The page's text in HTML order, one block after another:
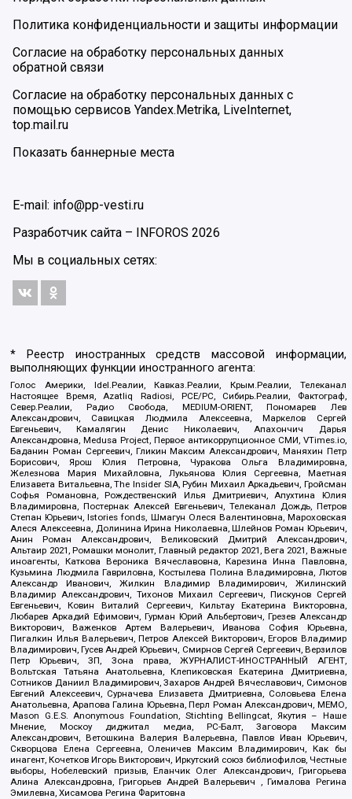
Политика конфиденциальности и защиты информации
Согласие на обработку персональных данных
обратной связи
Согласие на обработку персональных данных с
помощью сервисов Yandex.Metrika, LiveInternet,
top.mail.ru
Показать баннерные места
E-mail: info@pp-vesti.ru
Разработчик сайта –
INFOROS 2026
Мы в социальных сетях:
* Реестр иностранных средств массовой информации,
выполняющих функции иностранного агента:
Голос Америки, Idel.Реалии, Кавказ.Реалии, Крым.Реалии, Телеканал
Настоящее Время, Azatliq Radiosi, PCE/PC, Сибирь.Реалии, Фактограф,
Север.Реалии, Радио Свобода, MEDIUM-ORIENT, Пономарев Лев
Александрович, Савицкая Людмила Алексеевна, Маркелов Сергей
Евгеньевич, Камалягин Денис Николаевич, Апахончич Дарья
Александровна, Medusa Project, Первое антикоррупционное СМИ, VTimes.io,
Баданин Роман Сергеевич, Гликин Максим Александрович, Маняхин Петр
Борисович, Ярош Юлия Петровна, Чуракова Ольга Владимировна,
Железнова Мария Михайловна, Лукьянова Юлия Сергеевна, Маетная
Елизавета Витальевна, The Insider SIA, Рубин Михаил Аркадьевич, Гройсман
Софья Романовна, Рождественский Илья Дмитриевич, Апухтина Юлия
Владимировна, Постернак Алексей Евгеньевич, Телеканал Дождь, Петров
Степан Юрьевич, Istories fonds, Шмагун Олеся Валентиновна, Мароховская
Алеся Алексеевна, Долинина Ирина Николаевна, Шлейнов Роман Юрьевич,
Анин Роман Александрович, Великовский Дмитрий Александрович,
Альтаир 2021, Ромашки монолит, Главный редактор 2021, Вега 2021, Важные
иноагенты, Каткова Вероника Вячеславовна, Карезина Инна Павловна,
Кузьмина Людмила Гавриловна, Костылева Полина Владимировна, Лютов
Александр Иванович, Жилкин Владимир Владимирович, Жилинский
Владимир Александрович, Тихонов Михаил Сергеевич, Пискунов Сергей
Евгеньевич, Ковин Виталий Сергеевич, Кильтау Екатерина Викторовна,
Любарев Аркадий Ефимович, Гурман Юрий Альбертович, Грезев Александр
Викторович, Важенков Артем Валерьевич, Иванова София Юрьевна,
Пигалкин Илья Валерьевич, Петров Алексей Викторович, Егоров Владимир
Владимирович, Гусев Андрей Юрьевич, Смирнов Сергей Сергеевич, Верзилов
Петр Юрьевич, ЗП, Зона права, ЖУРНАЛИСТ-ИНОСТРАННЫЙ АГЕНТ,
Вольтская Татьяна Анатольевна, Клепиковская Екатерина Дмитриевна,
Сотников Даниил Владимирович, Захаров Андрей Вячеславович, Симонов
Евгений Алексеевич, Сурначева Елизавета Дмитриевна, Соловьева Елена
Анатольевна, Арапова Галина Юрьевна, Перл Роман Александрович, МЕМО,
Mason G.E.S. Anonymous Foundation, Stichting Bellingcat, Якутия – Наше
Мнение, Москоу диджитал медиа, РС-Балт, Заговора Максим
Александрович, Ветошкина Валерия Валерьевна, Павлов Иван Юрьевич,
Скворцова Елена Сергеевна, Оленичев Максим Владимирович, Как бы
инагент, Кочетков Игорь Викторович, Иркутский союз библиофилов, Честные
выборы, Нобелевский призыв, Еланчик Олег Александрович, Григорьева
Алина Александровна, Григорьев Андрей Валерьевич , Гималова Регина
Эмилевна, Хисамова Регина Фаритовна